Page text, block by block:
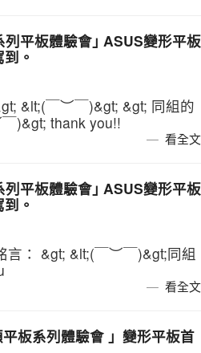
平板體驗會｣ ASUS變形平板
。
&lt;(￣︶￣)&gt; &gt; 同組的
)&gt; thank you!!
看全文
平板體驗會｣ ASUS變形平板
。
： &gt; &lt;(￣︶￣)&gt;同組
看全文
板系列體驗會 」變形平板首